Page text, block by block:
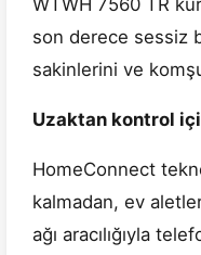
WTWH 7560 TR
son derece sessiz
sakinlerini ve
Uzaktan kontrol
HomeConnect
kalmadan, ev
ağı aracılığıyla